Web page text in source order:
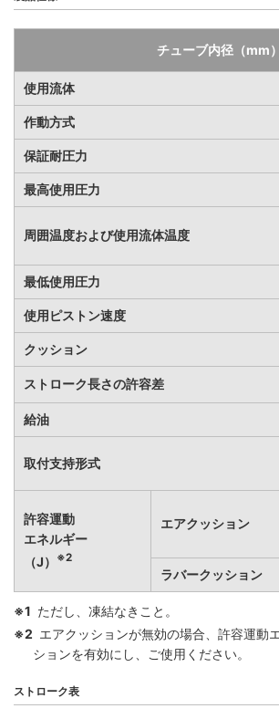
チューブ内径（mm）
使用流体
作動方式
保証耐圧力
最高使用圧力
周囲温度および使用流体温度
最低使用圧力
使用ピストン速度
クッション
ストローク長さの許容差
給油
取付支持形式
許容運動
エネルギー
（J）
※2
エアクッション
ラバークッション
※1 ただし、凍結なきこと。
※2 エアクッションが無効の場合、許容運動
ションを有効にし、ご使用ください。
ストローク表